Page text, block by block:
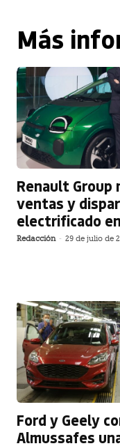
Más
Renault Group
ventas y
electrificado
Redacción - 29 de julio de
Ford y Geely
Almussafes